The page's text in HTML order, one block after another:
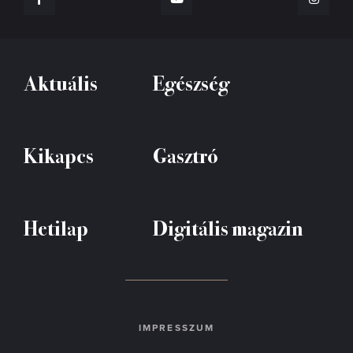
Aktuális Egészség
Kikapcs Gasztró
Hetilap Digitális magazin
IMPRESSZUM